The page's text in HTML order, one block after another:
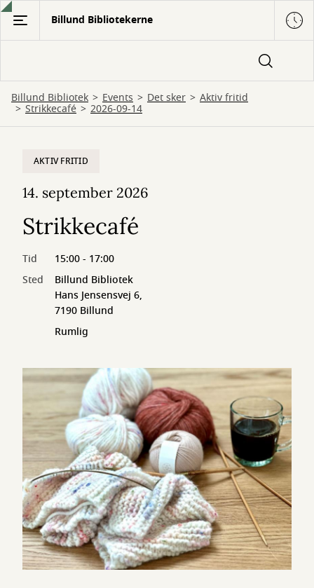
Gå
hovedindhold
Billund Bibliotekerne
Billund Bibliotek Events Det sker Aktiv fritid
Strikkecafé 2026-09-14
AKTIV FRITID
14. september 2026
Strikkecafé
Tid
15:00 - 17:00
Sted
Billund Bibliotek
Hans Jensensvej 6,
7190 Billund
Rumlig